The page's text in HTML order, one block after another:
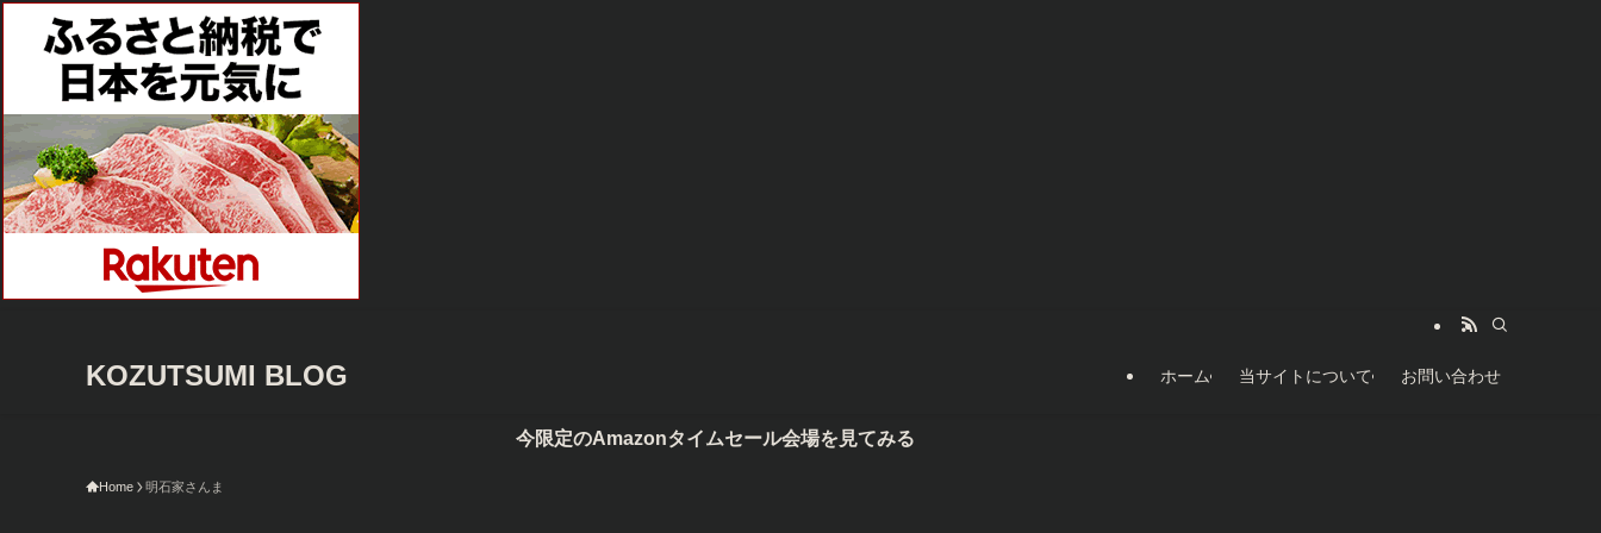
KOZUTSUMI BLOG ホーム 当サイトについて お問い合わせ
今限定のAmazonタイムセール会場を見てみる
Home 明石家さんま